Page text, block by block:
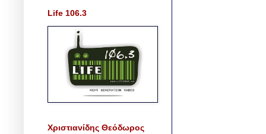
Life 106.3
Χριστιανίδης Θεόδωρος